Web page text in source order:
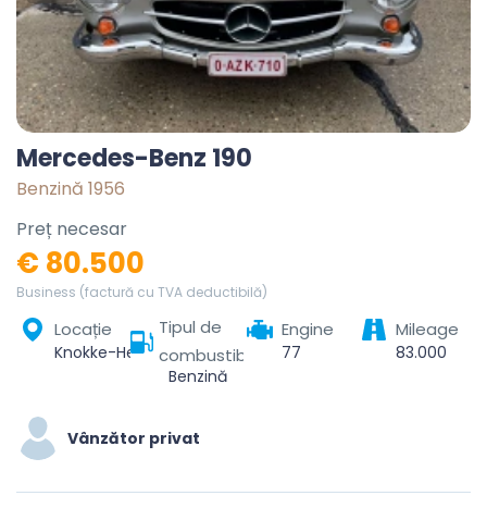
Mercedes-Benz 190
Benzină 1956
Preț necesar
€ 80.500
Business (factură cu TVA deductibilă)
Locație
Knokke-Heist, Brugge, West Flanders, Flanders, Belgium
Tipul de
combustibil
Benzină
Engine
77
Mileage
83.000
Vânzător privat